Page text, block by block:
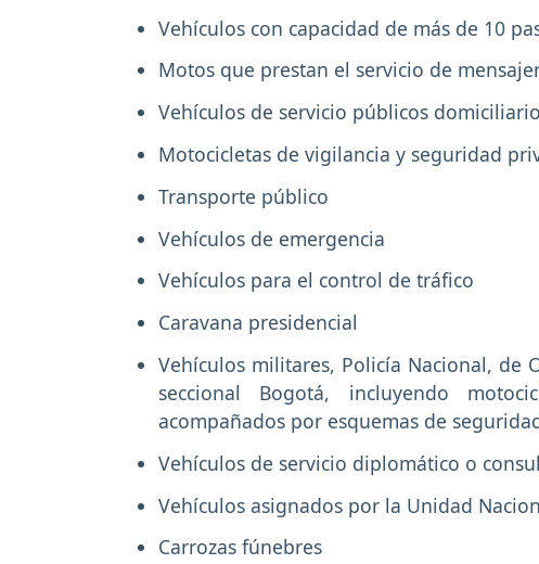
Vehículos con capacidad de más de 10
Motos que prestan el servicio de
Vehículos de servicio públicos
Motocicletas de vigilancia y seguridad
Transporte público
Vehículos de emergencia
Vehículos para el control de tráfico
Caravana presidencial
Vehículos militares, Policía Nacional, de
seccional Bogotá, incluyendo
acompañados por esquemas de
Vehículos de servicio diplomático o
Vehículos asignados por la Unidad
Carrozas fúnebres